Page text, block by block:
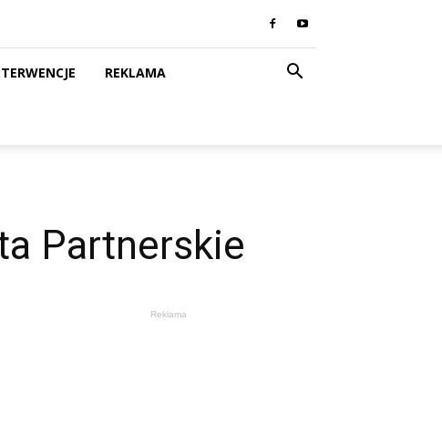
REKLAMA
Partnerskie
Reklama